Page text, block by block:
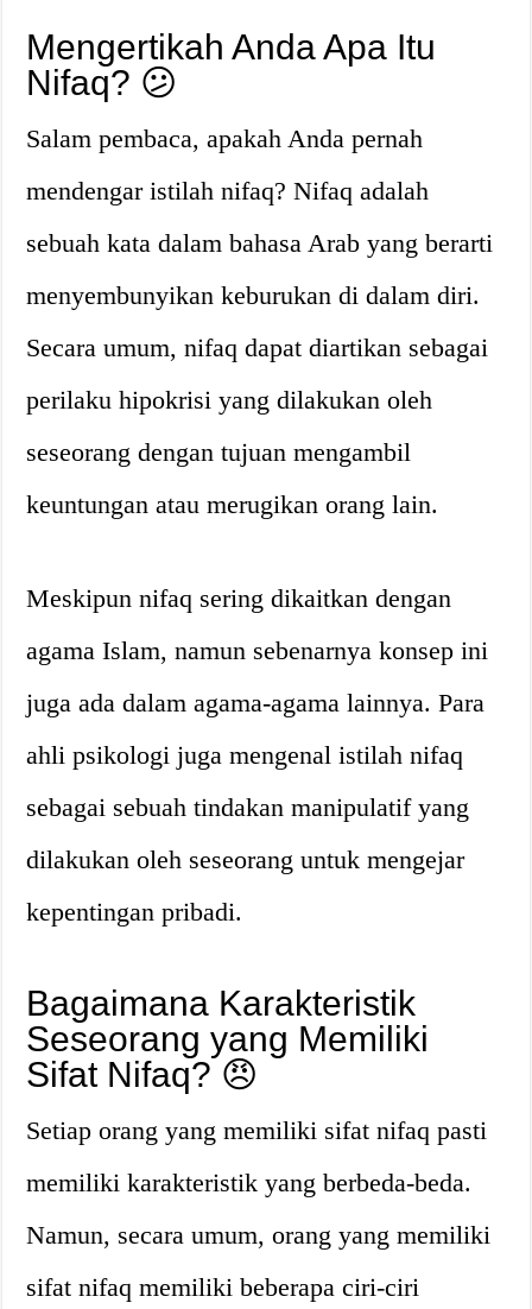
Mengertikah Anda Apa Itu
Nifaq? 😕
Salam pembaca, apakah Anda pernah
mendengar istilah nifaq? Nifaq adalah
sebuah kata dalam bahasa Arab yang berarti
menyembunyikan keburukan di dalam diri.
Secara umum, nifaq dapat diartikan sebagai
perilaku hipokrisi yang dilakukan oleh
seseorang dengan tujuan mengambil
keuntungan atau merugikan orang lain.
Meskipun nifaq sering dikaitkan dengan
agama Islam, namun sebenarnya konsep ini
juga ada dalam agama-agama lainnya. Para
ahli psikologi juga mengenal istilah nifaq
sebagai sebuah tindakan manipulatif yang
dilakukan oleh seseorang untuk mengejar
kepentingan pribadi.
Bagaimana Karakteristik
Seseorang yang Memiliki
Sifat Nifaq? 😠
Setiap orang yang memiliki sifat nifaq pasti
memiliki karakteristik yang berbeda-beda.
Namun, secara umum, orang yang memiliki
sifat nifaq memiliki beberapa ciri-ciri